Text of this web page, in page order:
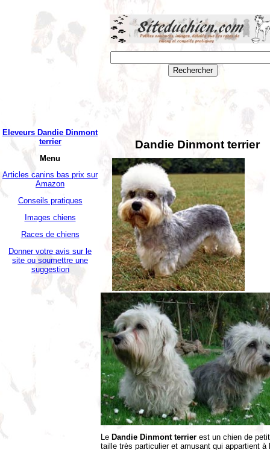
Eleveurs Dandie Dinmont
terrier
Menu
Articles canins bas prix sur
Amazon
Conseils pratiques
Images chiens
Races de chiens
Donner votre avis sur le
site ou soumettre une
suggestion
Dandie Dinmont terrier
Le Dandie Dinmont terrier est un chien de
taille très particulier et amusant qui appartient à